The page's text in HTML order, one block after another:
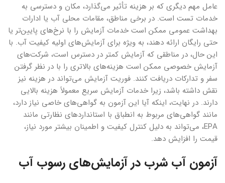
عامل مهم دیگری که بر هزینه تأثیر می‌گذارد، مکان و دسترسی به
خدمات تست است. در برخی مناطق، مقامات محلی آب یا ادارات
بهداشت عمومی ممکن است خدمات آزمایش را با نرخ‌های پایین‌تر یا
حتی رایگان ارائه دهند، به ویژه برای آزمایش‌های اولیه کیفیت آب. با
این حال، در مناطقی که آزمایش کمتر در دسترس است، شرکت‌های
آزمایش خصوصی ممکن است هزینه‌های بالاتری را با در نظر گرفتن
سفر و تدارکات دریافت کنند. فوریت آزمایش می‌تواند در هزینه نیز
نقش داشته باشد، زیرا خدمات آزمایش سریع معمولاً هزینه بالایی
دارند. در نهایت، اینکه آیا این آزمون به گواهی‌های خاصی نیاز دارد،
مانند گواهی‌های مربوط به انطباق با استانداردهای نظارتی مانند
EPA، می‌تواند به دلیل کنترل کیفیت و اطمینان بیشتر مورد نیاز،
قیمت را افزایش دهد.
آزمون آب شرب در آزمایش‌های رسوب آب